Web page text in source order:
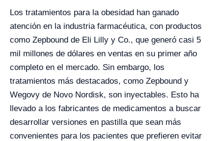
Los tratamientos para la obesidad han ganado
atención en la industria farmacéutica, con productos
como Zepbound de Eli Lilly y Co., que generó casi 5
mil millones de dólares en ventas en su primer año
completo en el mercado. Sin embargo, los
tratamientos más destacados, como Zepbound y
Wegovy de Novo Nordisk, son inyectables. Esto ha
llevado a los fabricantes de medicamentos a buscar
desarrollar versiones en pastilla que sean más
convenientes para los pacientes que prefieren evitar